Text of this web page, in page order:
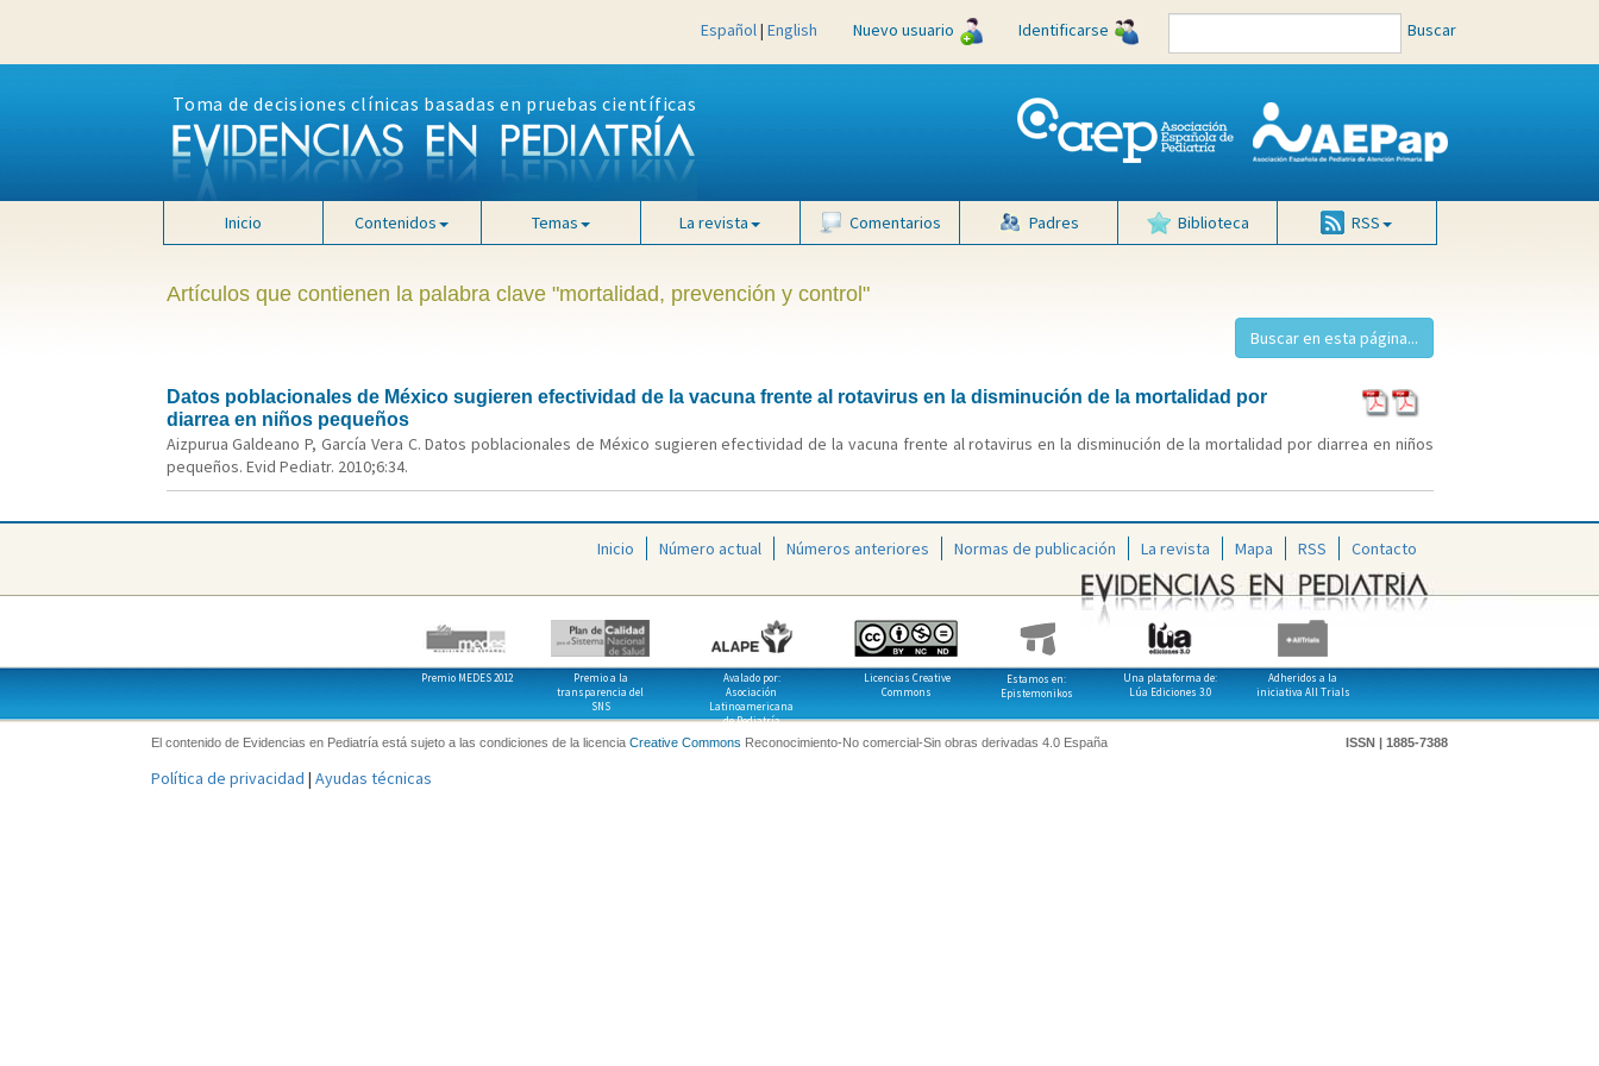
Español| English Nuevo usuario Identificarse Buscar
Toma de decisiones clínicas basadas en pruebas científicas
Inicio Contenidos Temas La revista Comentarios Padres Biblioteca RSS
Artículos que contienen la palabra clave "mortalidad, prevención y control"
Datos poblacionales de México sugieren efectividad de la vacuna frente al rotavirus en la disminución de la mortalidad por
diarrea en niños pequeños
Aizpurua Galdeano P, García Vera C. Datos poblacionales de México sugieren efectividad de la vacuna frente al rotavirus en la disminución de la mortalidad por diarrea en niños
pequeños. Evid Pediatr. 2010;6:34.
Inicio Número actual Números anteriores Normas de publicación La revista Mapa RSS Contacto
Premio MEDES 2012
Premio a la
transparencia del
SNS
Avalado por:
Asociación
Latinoamericana
de Pediatría
Licencias Creative
Commons
Estamos en:
Epistemonikos
Una plataforma de:
Lúa Ediciones 3.0
Adheridos a la
iniciativa All Trials
El contenido de Evidencias en Pediatría está sujeto a las condiciones de la licencia Creative Commons Reconocimiento-No comercial-Sin obras derivadas 4.0 España ISSN | 1885-7388
Política de privacidad | Ayudas técnicas